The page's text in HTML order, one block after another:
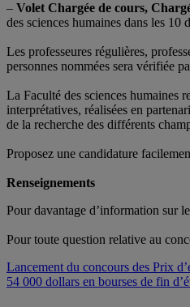
– Volet Chargée de cours,
des sciences humaines dans les 10
Les professeures régulières,
personnes nommées sera vérifiée
La Faculté des sciences humaines
interprétatives, réalisées en
de la recherche des différents
Proposez une candidature
Renseignements
Pour davantage d’information sur
Pour toute question relative au
Navigation
de
Lancement du concours des Prix
54 000 dollars en bourses de fin